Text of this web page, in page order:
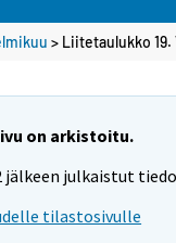
> Liitetaulukko
on arkistoitu.
jälkeen julkaistut
tilastosivulle